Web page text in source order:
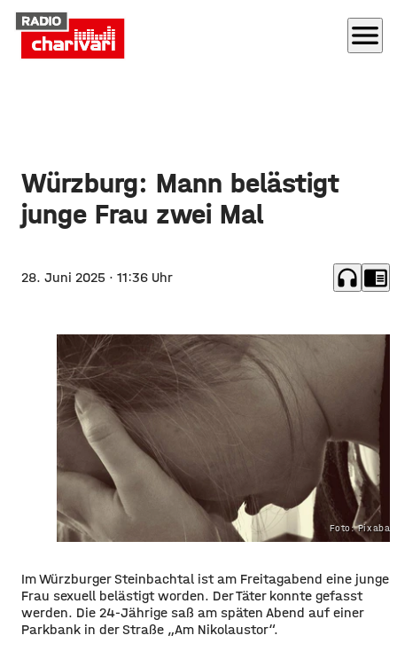
menu
Würzburg: Mann belästigt
junge Frau zwei Mal
28. Juni 2025 · 11:36 Uhr headphones chrome_reader_mode
Foto:
Im Würzburger Steinbachtal ist am Freitagabend eine junge
Frau sexuell belästigt worden. Der Täter konnte gefasst
werden. Die 24-Jährige saß am späten Abend auf einer
Parkbank in der Straße „Am Nikolaustor“.